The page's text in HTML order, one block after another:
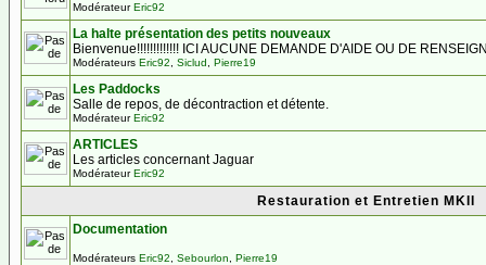
ModérateurEric92
La halte présentation des petits nouveaux
Bienvenue!!!!!!!!!!!!! ICI AUCUNE DEMANDE D'AIDE OU DE
Modérateurs Eric92 Siclud Pierre19
Les Paddocks
Salle de repos, de décontraction et détente.
ModérateurEric92
ARTICLES
Les articles concernant Jaguar
ModérateurEric92
Restauration et Entretien MKII
Documentation
Modérateurs Eric92 Sebourlon Pierre19